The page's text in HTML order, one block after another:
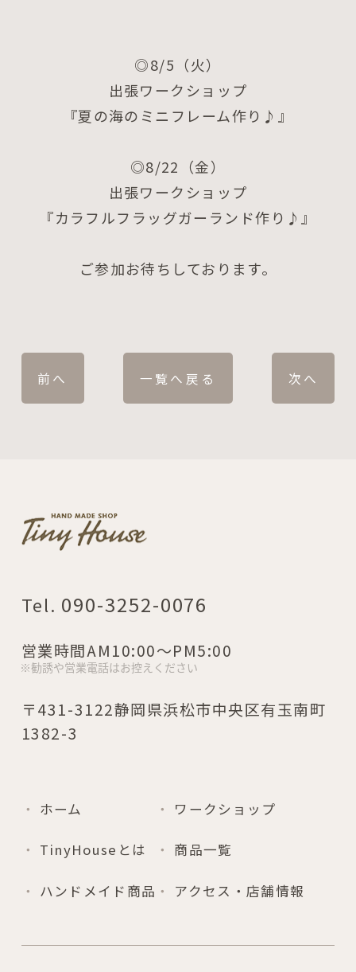
◎8/5（火）
出張ワークショップ
『夏の海のミニフレーム作り♪』
◎8/22（金）
出張ワークショップ
『カラフルフラッグガーランド作り♪』
ご参加お待ちしております。
前へ 一覧へ戻る 次へ
090-3252-0076
営業時間AM10:00～PM5:00
〒431-3122静岡県浜松市中央区有玉南町
1382-3
ホーム
TinyHouseとは
ハンドメイド商品
ワークショップ
商品一覧
アクセス・店舗情報